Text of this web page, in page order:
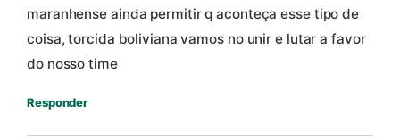
maranhense ainda permitir q aconteça esse tipo de
coisa, torcida boliviana vamos no unir e lutar a favor
do nosso time
Responder